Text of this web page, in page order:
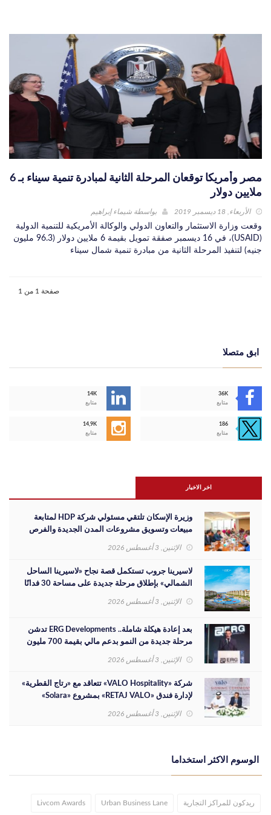
مصر وأمريكا توقعان المرحلة الثانية لمبادرة تنمية سيناء بـ 6
ملايين دولار
الأربعاء, 18 ديسمبر 2019 بواسطة شيماء إبراهيم
وقعت وزارة الاستثمار والتعاون الدولي والوكالة الأمريكية للتنمية الدولية
(USAID)، في 16 ديسمبر صفقة تمويل بقيمة 6 ملايين دولار (96.3 مليون
جنيه) لتنفيذ المرحلة الثانية من مبادرة تنمية شمال سيناء
صفحة 1 من 1
ابق متصلا
14K
متابع
36K
متابع
14,9K
متابع
186
متابع
اخر الاخبار
وزيرة الإسكان تلتقي مسئولي شركة HDP لمتابعة
مبيعات وتسويق مشروعات المدن الجديدة والفرص
الإثنين, 3 أغسطس 2026
لاسيرينا جروب تستكمل قصة نجاح «لاسيرينا الساحل
الشمالي» بإطلاق مرحلة جديدة على مساحة 30 فدانًا
الإثنين, 3 أغسطس 2026
بعد إعادة هيكلة شاملة.. ERG Developments تدشن
مرحلة جديدة من النمو بدعم مالي بقيمة 700 مليون
الإثنين, 3 أغسطس 2026
شركة «VALO Hospitality» تتعاقد مع «رتاج القطرية»
لإدارة فندق «RETAJ VALO» بمشروع «Solara»
الإثنين, 3 أغسطس 2026
الوسوم الاكثر استخداما
ريدكون للمراكز التجارية Urban Business Lane
Livcom Awards